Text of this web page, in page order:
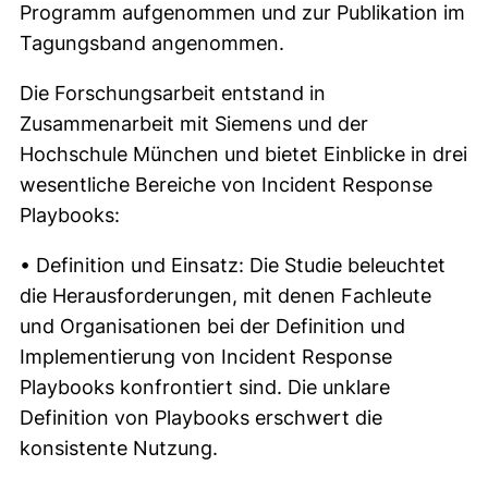
Programm aufgenommen und zur Publikation im
Tagungsband angenommen.
Die Forschungsarbeit entstand in
Zusammenarbeit mit Siemens und der
Hochschule München und bietet Einblicke in drei
wesentliche Bereiche von Incident Response
Playbooks:
• Definition und Einsatz: Die Studie beleuchtet
die Herausforderungen, mit denen Fachleute
und Organisationen bei der Definition und
Implementierung von Incident Response
Playbooks konfrontiert sind. Die unklare
Definition von Playbooks erschwert die
konsistente Nutzung.